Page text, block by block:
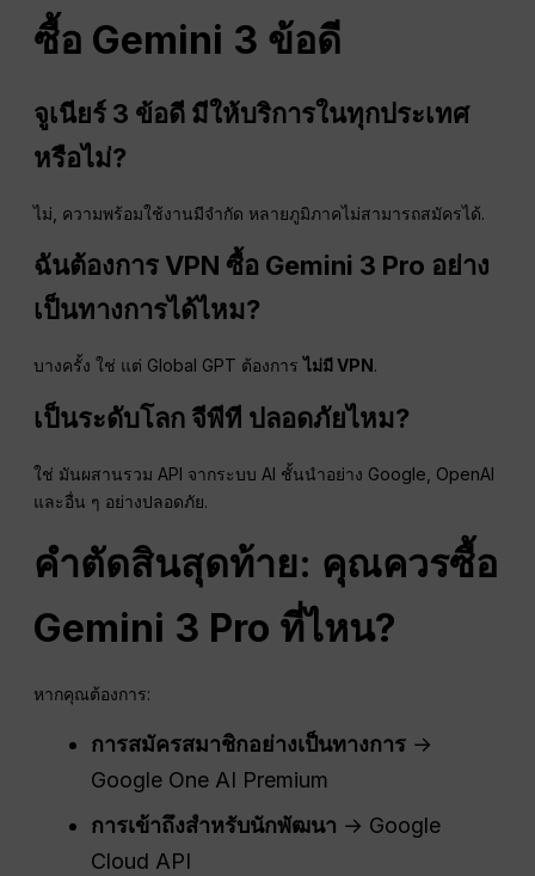
ซื้อ Gemini 3 ข้อดี
จูเนียร์ 3 ข้อดี มีให้บริการในทุกประเทศ
หรือไม่?
ไม่, ความพร้อมใช้งานมีจำกัด หลายภูมิภาคไม่สามารถสมัครได้.
ฉันต้องการ VPN ซื้อ Gemini 3 Pro อย่าง
เป็นทางการได้ไหม?
บางครั้ง ใช่ แต่ Global GPT ต้องการไม่มีVPN.
เป็นระดับโลก จีพีที ปลอดภัยไหม?
ใช่ มันผสานรวม API จากระบบ AI ชั้นนำอย่าง Google, OpenAI
และอื่น ๆ อย่างปลอดภัย.
คำตัดสินสุดท้าย: คุณควรซื้อ
Gemini 3 Pro ที่ไหน?
หากคุณต้องการ:
การสมัครสมาชิกอย่างเป็นทางการ →
Google One AI Premium
การเข้าถึงสำหรับนักพัฒนา → Google
Cloud API